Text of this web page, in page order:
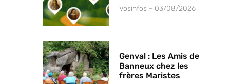
Vosinfos 03/08/2026
Genval : Les Amis de
Banneux chez les
frères Maristes